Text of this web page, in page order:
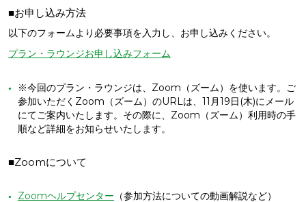
■お申し込み方法
以下のフォームより必要事項を入力し、お申し込みください。
プラン・ラウンジお申し込みフォーム
※今回のプラン・ラウンジは、Zoom（ズーム）を使います。ご
参加いただくZoom（ズーム）のURLは、 11月19日 (木)にメール
にてご案内いたします。その際に、Zoom（ズーム）利用時の手
順など詳細をお知らせいたします。
■Zoomについて
Zoomヘルプセンター （参加方法についての動画解説など）